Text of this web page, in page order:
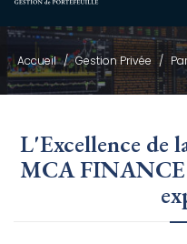
Accueil / Gestion Privée /
L'Excellence de
MCA FINANCE